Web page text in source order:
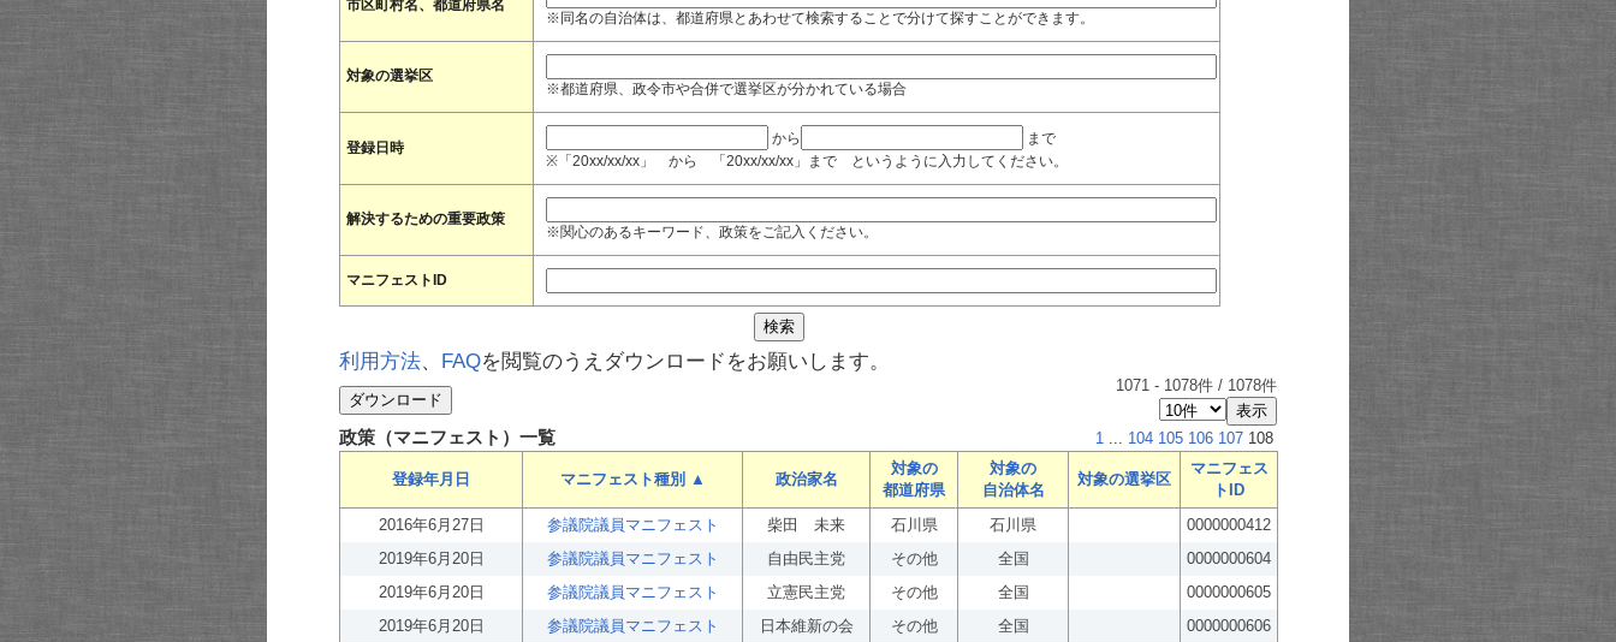
市区町村名、都道府県名
※同名の自治体は、都道府県とあわせて検索することで分けて探すことができます。
対象の選挙区
※都道府県、政令市や合併で選挙区が分かれている場合
登録日時
から
まで
※「20xx/xx/xx」 から 「20xx/xx/xx」まで というように入力してください。
解決するための重要政策
※関心のあるキーワード、政策をご記入ください。
マニフェストID
利用方法、 FAQを閲覧のうえダウンロードをお願いします。
1071 - 1078件 / 1078件
政策（マニフェスト）一覧 1 ... 104 105 106 107 108
登録年月日 マニフェスト種別 ▲ 政治家名
対象の
都道府県
対象の
自治体名
対象の選挙区
マニフェス
トID
2016年6月27日
参議院議員マニフェスト 柴田 未来 石川県 石川県
0000000412
2019年6月20日
参議院議員マニフェスト 自由民主党 その他 全国
0000000604
2019年6月20日
参議院議員マニフェスト 立憲民主党 その他 全国
0000000605
2019年6月20日
参議院議員マニフェスト 日本維新の会 その他 全国
0000000606